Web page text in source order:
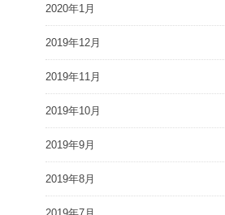
2020年1月
2019年12月
2019年11月
2019年10月
2019年9月
2019年8月